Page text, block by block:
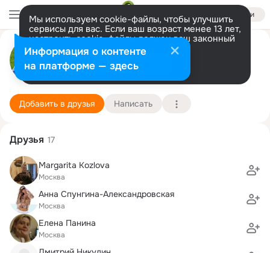
Войти
Мы используем cookie-файлы, чтобы улучшить
сервисы для вас. Если ваш возраст менее 13 лет,
настроить cookie-файлы должен ваш законный
представитель. Больше информации
Разрешить все Настроить
Илья Грибов
Москва
16 мая (53 года)
Лицей Информационных Технологий №1533
Подробнее
Добавить в друзья Написать
Друзья 17
Мargarita Kozlova
Москва
Анна Спунгина-Александровская
Москва
Елена Панина
Москва
Информация о контенте
на платформе — здесь